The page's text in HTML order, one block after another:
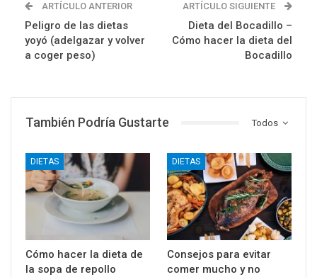
ARTÍCULO ANTERIOR
Peligro de las dietas
yoyó (adelgazar y volver
a coger peso)
ARTÍCULO SIGUIENTE
Dieta del Bocadillo –
Cómo hacer la dieta del
Bocadillo
Todos
También Podría Gustarte
DIETAS
Cómo hacer la dieta de
la sopa de repollo
DIETAS
Consejos para evitar
comer mucho y no